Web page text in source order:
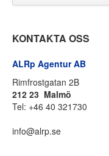
KONTAKTA OSS
ALRp Agentur AB
Rimfrostgatan 2B
212 23 Malmö
Tel: +46 40 321730
info@alrp.se